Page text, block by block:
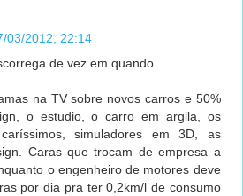
03/2012, 22:14
de vez em quando.
na TV sobre novos carros e 50%
o estudio, o carro em argila, os
caríssimos, simuladores em 3D, as
Caras que trocam de empresa a
o engenheiro de motores deve
por dia pra ter 0,2km/l de consumo